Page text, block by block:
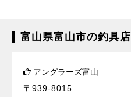
富山県富山市の釣具店
アングラーズ富山
〒939-8015